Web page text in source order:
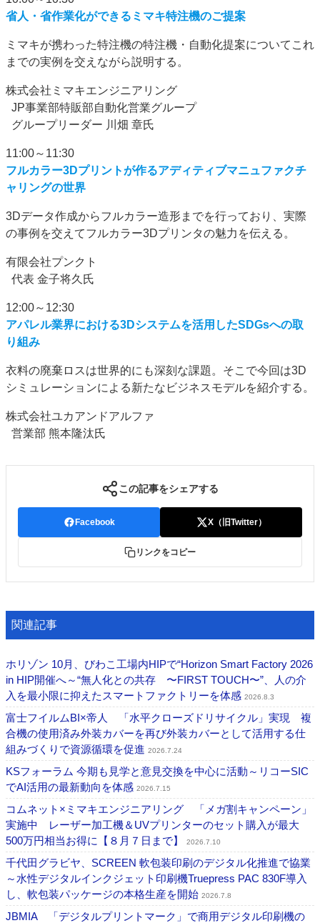
省人・省作業化ができるミマキ特注機のご提案
ミマキが携わった特注機の特注機・自動化提案についてこれ
までの実例を交えながら説明する。
株式会社ミマキエンジニアリング
JP事業部特販部自動化営業グループ
グループリーダー 川畑 章氏
11:00～11:30
フルカラー3Dプリントが作るアディティブマニュファクチ
ャリングの世界
3Dデータ作成からフルカラー造形までを行っており、実際
の事例を交えてフルカラー3Dプリンタの魅力を伝える。
有限会社プンクト
代表 金子将久氏
12:00～12:30
アパレル業界における3Dシステムを活用したSDGsへの取
り組み
衣料の廃棄ロスは世界的にも深刻な課題。そこで今回は3D
シミュレーションによる新たなビジネスモデルを紹介する。
株式会社ユカアンドアルファ
営業部 熊本隆汰氏
この記事をシェアする
Facebook X（旧Twitter）
リンクをコピー
関連記事
ホリゾン 10月、びわこ工場内HIPで“Horizon Smart Factory 2026
in HIP開催へ～“無人化との共存 〜FIRST TOUCH〜”、人の介
入を最小限に抑えたスマートファクトリーを体感 2026.8.3
富士フイルムBI×帝人 「水平クローズドリサイクル」実現 複
合機の使用済み外装カバーを再び外装カバーとして活用する仕
組みづくりで資源循環を促進 2026.7.24
KSフォーラム 今期も見学と意見交換を中心に活動～リコーSIC
でAI活用の最新動向を体感 2026.7.15
コムネット×ミマキエンジニアリング 「メガ割キャンペーン」
実施中 レーザー加工機＆UVプリンターのセット購入が最大
500万円相当お得に【８月７日まで】
2026.7.10
千代田グラビヤ、SCREEN 軟包装印刷のデジタル化推進で協業
～水性デジタルインクジェット印刷機Truepress PAC 830F導入
し、軟包装パッケージの本格生産を開始 2026.7.8
JBMIA 「デジタルプリントマーク」で商用デジタル印刷機の